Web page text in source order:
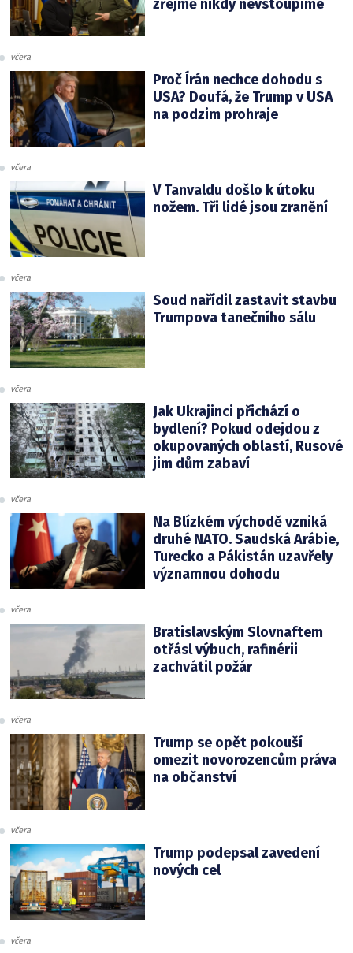
zřejmě nikdy nevstoupíme
včera
Proč Írán nechce dohodu s
USA? Doufá, že Trump v USA
na podzim prohraje
včera
V Tanvaldu došlo k útoku
nožem. Tři lidé jsou zranění
včera
Soud nařídil zastavit stavbu
Trumpova tanečního sálu
včera
Jak Ukrajinci přichází o
bydlení? Pokud odejdou z
okupovaných oblastí, Rusové
jim dům zabaví
včera
Na Blízkém východě vzniká
druhé NATO. Saudská Arábie,
Turecko a Pákistán uzavřely
významnou dohodu
včera
Bratislavským Slovnaftem
otřásl výbuch, rafinérii
zachvátil požár
včera
Trump se opět pokouší
omezit novorozencům práva
na občanství
včera
Trump podepsal zavedení
nových cel
včera